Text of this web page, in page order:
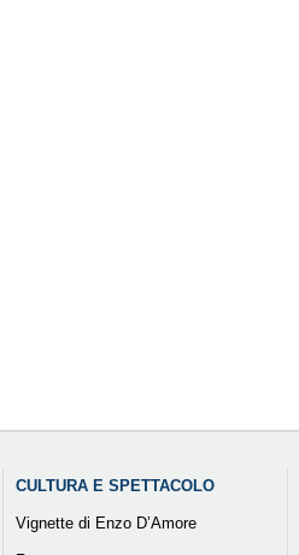
CULTURA E SPETTACOLO
Vignette di Enzo D’Amore